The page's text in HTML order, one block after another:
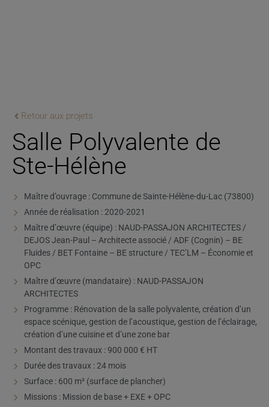
Retour aux projets
Salle Polyvalente de
Ste-Hélène
Maître d’ouvrage : Commune de Sainte-Hélène-du-Lac (73800)
Année de réalisation : 2020-2021
Maître d’œuvre (équipe) : NAUD-PASSAJON ARCHITECTES /
DEJOS Jean-Paul – Architecte associé / ADF (Cognin) – BE
Fluides / BET Fontaine – BE structure / TEC’LM – Économie et
OPC
Maître d’œuvre (mandataire) : NAUD-PASSAJON
ARCHITECTES
Programme : Rénovation de la salle polyvalente, création d’un
espace scénique, gestion de l’acoustique, gestion de l’éclairage,
création d’une cuisine et d’une zone bar
Montant des travaux : 900 000 € HT
Durée des travaux : 24 mois
Surface : 600 m² (surface de plancher)
Missions : Mission de base + EXE + OPC